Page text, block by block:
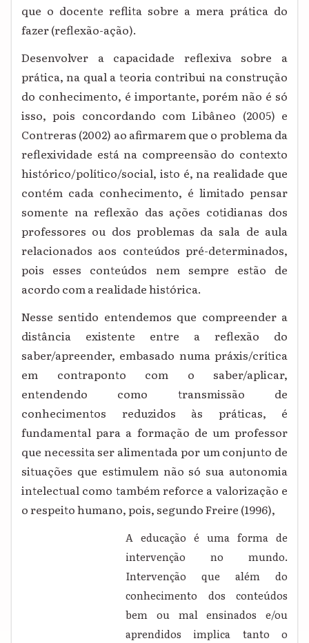
que o docente reflita sobre a mera prática do
fazer (reflexão-ação).
Desenvolver a capacidade reflexiva sobre a
prática, na qual a teoria contribui na construção
do conhecimento, é importante, porém não é só
isso, pois concordando com Libâneo (2005) e
Contreras (2002) ao afirmarem que o problema da
reflexividade está na compreensão do contexto
histórico/político/social, isto é, na realidade que
contém cada conhecimento, é limitado pensar
somente na reflexão das ações cotidianas dos
professores ou dos problemas da sala de aula
relacionados aos conteúdos pré-determinados,
pois esses conteúdos nem sempre estão de
acordo com a realidade histórica.
Nesse sentido entendemos que compreender a
distância existente entre a reflexão do
saber/apreender, embasado numa práxis/crítica
em contraponto com o saber/aplicar,
entendendo como transmissão de
conhecimentos reduzidos às práticas, é
fundamental para a formação de um professor
que necessita ser alimentada por um conjunto de
situações que estimulem não só sua autonomia
intelectual como também reforce a valorização e
o respeito humano, pois, segundo Freire (1996),
A educação é uma forma de
intervenção no mundo.
Intervenção que além do
conhecimento dos conteúdos
bem ou mal ensinados e/ou
aprendidos implica tanto o